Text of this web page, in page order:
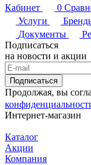
Кабинет
0
Услуги
Документы
Подписаться
на новости и акции
Подписаться
Продолжая, вы
Интернет-магазин
Каталог
Акции
Компания